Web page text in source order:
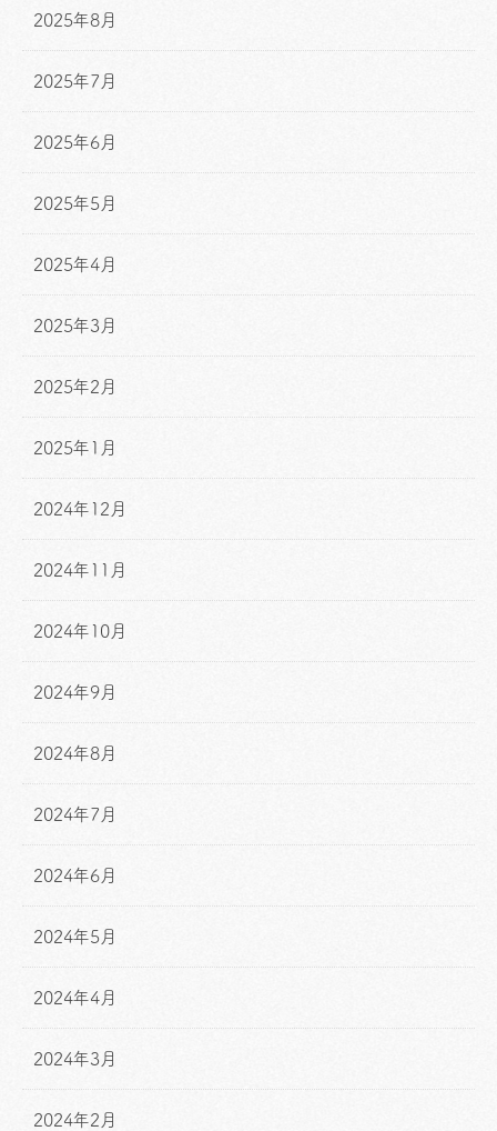
2025年8月
2025年7月
2025年6月
2025年5月
2025年4月
2025年3月
2025年2月
2025年1月
2024年12月
2024年11月
2024年10月
2024年9月
2024年8月
2024年7月
2024年6月
2024年5月
2024年4月
2024年3月
2024年2月